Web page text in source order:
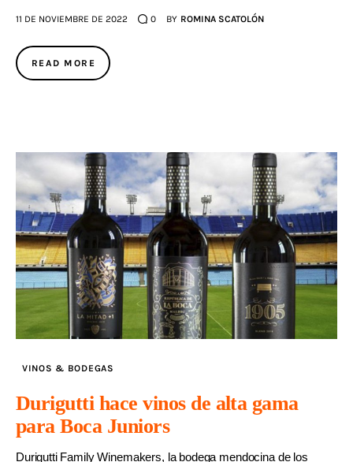
11 DE NOVIEMBRE DE 2022 0 BY ROMINA SCATOLÓN
READ MORE
VINOS & BODEGAS
Durigutti hace vinos de alta gama
para Boca Juniors
Durigutti Family Winemakers, la bodega mendocina de los